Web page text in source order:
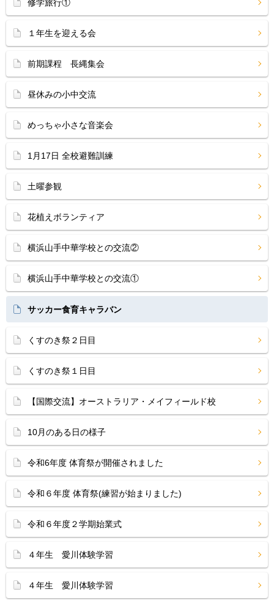
修学旅行①
１年生を迎える会
前期課程 長縄集会
昼休みの小中交流
めっちゃ小さな音楽会
1月17日 全校避難訓練
土曜参観
花植えボランティア
横浜山手中華学校との交流②
横浜山手中華学校との交流①
サッカー食育キャラバン
くすのき祭２日目
くすのき祭１日目
【国際交流】オーストラリア・メイフィールド校
10月のある日の様子
令和6年度 体育祭が開催されました
令和６年度 体育祭(練習が始まりました)
令和６年度２学期始業式
４年生 愛川体験学習
４年生 愛川体験学習